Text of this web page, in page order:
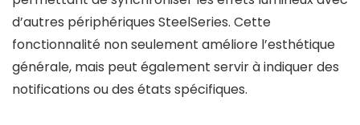
d’autres périphériques SteelSeries. Cette
fonctionnalité non seulement améliore l’esthétique
générale, mais peut également servir à indiquer des
notifications ou des états spécifiques.